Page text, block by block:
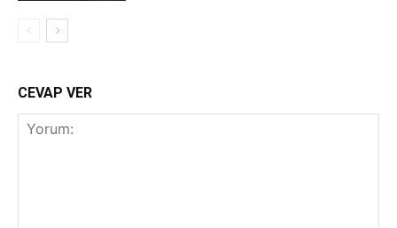
CEVAP VER